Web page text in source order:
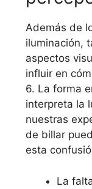
Además de
iluminación,
aspectos
influir en
6. La forma
interpreta la
nuestras
de billar
esta
La